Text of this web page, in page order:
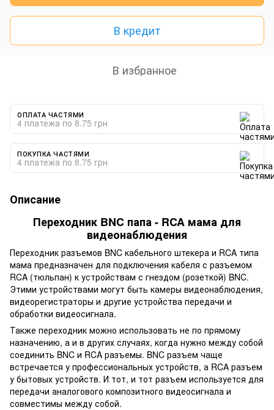
В кредит
В избранное
ОПЛАТА ЧАСТЯМИ
4 платежа по 8.75 грн
ПОКУПКА ЧАСТЯМИ
4 платежа по 8.75 грн
Описание
Переходник BNC папа - RCA мама для
видеонаблюдения
Переходник разъемов BNC кабельного штекера и RCA типа
мама предназначен для подключения кабеля с разъемом
RCA (тюльпан) к устройствам с гнездом (розеткой) BNC.
Этими устройствами могут быть камеры видеонаблюдения,
видеорегистраторы и другие устройства передачи и
обработки видеосигнала.
Также переходник можно использовать не по прямому
назначению, а и в других случаях, когда нужно между собой
соединить BNC и RCA разъемы. BNC разъем чаще
встречается у профессиональных устройств, а RCA разъем
у бытовых устройств. И тот, и тот разъем используется для
передачи аналогового композитного видеосигнала и
совместимы между собой.